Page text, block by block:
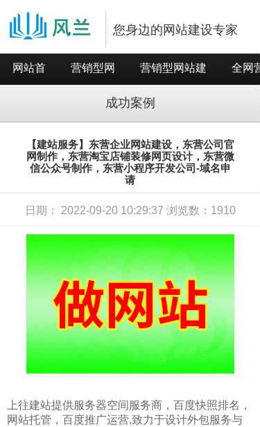
您身边的网站建设专家
网站首 营销型网 营销型网站建 全网
成功案例
【建站服务】东营企业网站建设，东营公司官
网制作，东营淘宝店铺装修网页设计，东营微
信公众号制作，东营小程序开发公司-域名申
请
日期： 2022-09-20 10:29:37 浏览数：1910
上往建站提供服务器空间服务商 ， 百度快照排名 ，
网站托管 ， 百度推广运营,致力于设计外包服务与